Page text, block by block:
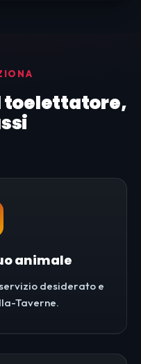
toelettatore,
animale
desiderato e
Taverne.